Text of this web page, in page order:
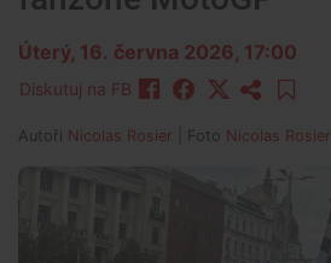
Úterý, 16. června 2026, 17:00
Diskutuj na FB
Autoři Nicolas Rosier | Foto Nicolas Rosier